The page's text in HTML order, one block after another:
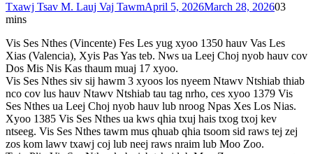
Txawj Tsav M. Lauj Vaj TawmApril 5, 2026March 28, 202603
mins
Vis Ses Nthes (Vincente) Fes Les yug xyoo 1350 hauv Vas Les
Xias (Valencia), Xyis Pas Yas teb. Nws ua Leej Choj nyob hauv cov
Dos Mis Nis Kas thaum muaj 17 xyoo.
Vis Ses Nthes siv sij hawm 3 xyoos los nyeem Ntawv Ntshiab thiab
nco cov lus hauv Ntawv Ntshiab tau tag nrho, ces xyoo 1379 Vis
Ses Nthes ua Leej Choj nyob hauv lub nroog Npas Xes Los Nias.
Xyoo 1385 Vis Ses Nthes ua kws qhia txuj hais txog txoj kev
ntseeg. Vis Ses Nthes tawm mus qhuab qhia tsoom sid raws tej zej
zos kom lawv txawj coj lub neej raws nraim lub Moo Zoo.